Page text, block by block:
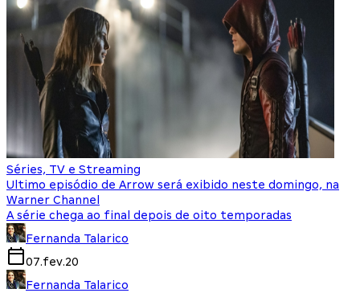
Séries, TV e Streaming
Ultimo episódio de Arrow será exibido neste domingo, na
Warner Channel
A série chega ao final depois de oito temporadas
Fernanda Talarico
07.fev.20
Fernanda Talarico